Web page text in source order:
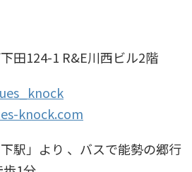
田124-1 R&E川西ビル2階
knock.com
駅」より 、バスで能勢の郷行